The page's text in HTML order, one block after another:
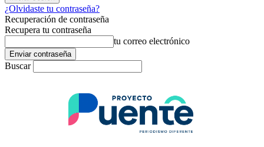
¿Olvidaste tu contraseña?
Recuperación de contraseña
Recupera tu contraseña
tu correo electrónico
Buscar